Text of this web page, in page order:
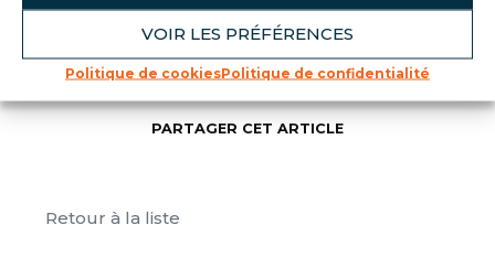
VOIR LES PRÉFÉRENCES
Politique de cookiesPolitique de confidentialité
PARTAGER CET ARTICLE
Retour à la liste